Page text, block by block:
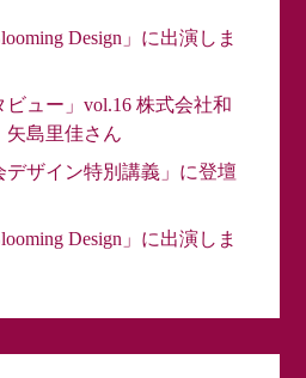
Design」に出演しま
ビュー」vol.16 株式会社和
島里佳さん
ザイン特別講義」に登壇
Design」に出演しま